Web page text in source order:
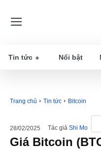
Tin tức Nổi bật
Trang chủ Tin tức Bitcoin
28/02/2025 Tác giả Shi Mo
Giá Bitcoin